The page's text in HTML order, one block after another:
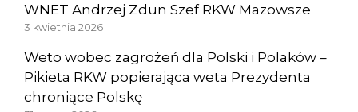
WNET Andrzej Zdun Szef RKW Mazowsze
3 kwietnia 2026
Weto wobec zagrożeń dla Polski i Polaków –
Pikieta RKW popierająca weta Prezydenta
chroniące Polskę